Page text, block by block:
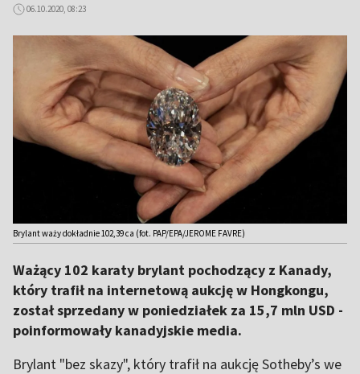
06.10.2020, 08:23
Brylant waży dokładnie 102,39 ca (fot. PAP/EPA/JEROME FAVRE)
Ważący 102 karaty brylant pochodzący z Kanady,
który trafił na internetową aukcję w Hongkongu,
został sprzedany w poniedziałek za 15,7 mln USD -
poinformowały kanadyjskie media.
Brylant "bez skazy", który trafił na aukcję Sotheby’s we